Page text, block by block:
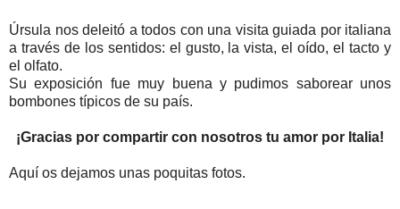
Úrsula nos deleitó a todos con una visita guiada por italiana
a través de los sentidos: el gusto, la vista, el oído, el tacto y
el olfato.
Su exposición fue muy buena y pudimos saborear unos
bombones típicos de su país.
¡Gracias por compartir con nosotros tu amor por Italia!
Aquí os dejamos unas poquitas fotos.